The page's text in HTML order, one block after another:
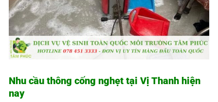
Nhu cầu thông cống nghẹt tại Vị Thanh hiện
nay